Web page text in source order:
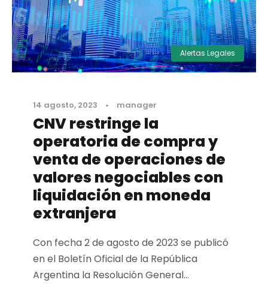
Alertas Legales
14 agosto, 2023 • manager
CNV restringe la
operatoria de compra y
venta de operaciones de
valores negociables con
liquidación en moneda
extranjera
Con fecha 2 de agosto de 2023 se publicó
en el Boletín Oficial de la República
Argentina la Resolución General...